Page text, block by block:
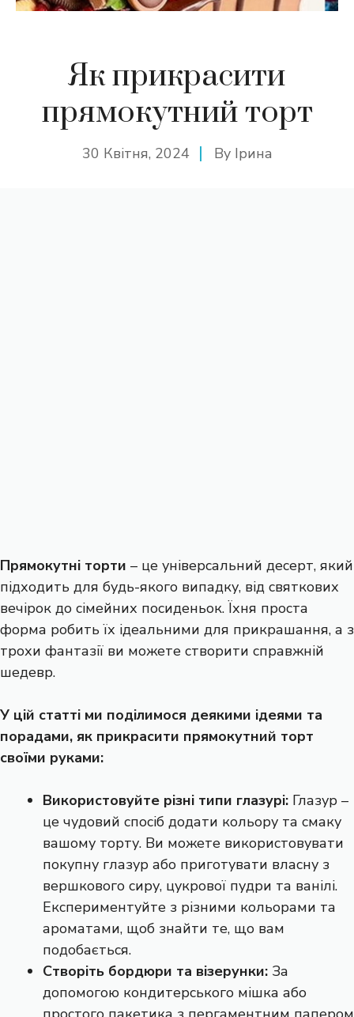
Як прикрасити
прямокутний торт
30 Квітня, 2024 By Ірина
Прямокутні торти – це універсальний десерт, який
підходить для будь-якого випадку, від святкових
вечірок до сімейних посиденьок. Їхня проста
форма робить їх ідеальними для прикрашання, а з
трохи фантазії ви можете створити справжній
шедевр.
У цій статті ми поділимося деякими ідеями та
порадами, як прикрасити прямокутний торт
своїми руками:
Використовуйте різні типи глазурі: Глазур –
це чудовий спосіб додати кольору та смаку
вашому торту. Ви можете використовувати
покупну глазур або приготувати власну з
вершкового сиру, цукрової пудри та ванілі.
Експериментуйте з різними кольорами та
ароматами, щоб знайти те, що вам
подобається.
Створіть бордюри та візерунки: За
допомогою кондитерського мішка або